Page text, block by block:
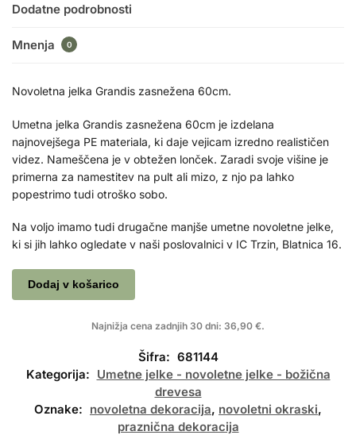
Dodatne podrobnosti
Mnenja 0
Novoletna jelka Grandis zasnežena 60cm.
Umetna jelka Grandis zasnežena 60cm je izdelana
najnovejšega PE materiala, ki daje vejicam izredno realističen
videz. Nameščena je v obtežen lonček. Zaradi svoje višine je
primerna za namestitev na pult ali mizo, z njo pa lahko
popestrimo tudi otroško sobo.
Na voljo imamo tudi drugačne manjše umetne novoletne jelke,
ki si jih lahko ogledate v naši poslovalnici v IC Trzin, Blatnica 16.
Dodaj v košarico
Najnižja cena zadnjih 30 dni: 36,90 €.
Šifra: 681144
Kategorija: Umetne jelke - novoletne jelke - božična
drevesa
Oznake: novoletna dekoracija, novoletni okraski,
praznična dekoracija